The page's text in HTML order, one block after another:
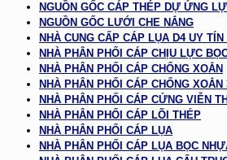
NGUỒN GỐC CÁP THÉP DỰ ỨNG
NGUỒN GỐC LƯỚI CHE NẮNG
NHÀ CUNG CẤP CÁP LỤA D4 UY
NHÀ PHÂN PHỐI CÁP CHỊU LỰC
NHÀ PHÂN PHỐI CÁP CHỐNG XOẮN
NHÀ PHÂN PHỐI CÁP CHỐNG XOẮN
NHÀ PHÂN PHỐI CÁP CỨNG VIỄN
NHÀ PHÂN PHỐI CÁP LÕI THÉP
NHÀ PHÂN PHỐI CÁP LỤA
NHÀ PHÂN PHỐI CÁP LỤA BỌC